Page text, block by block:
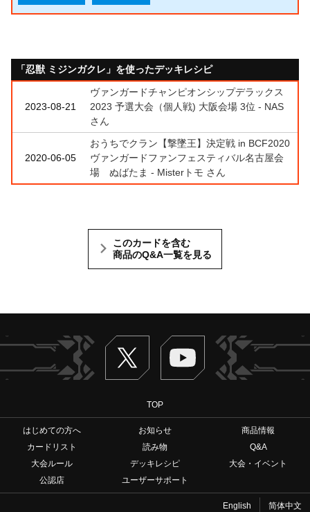
「忍獣 ミジンガクレ」を使ったデッキレシピ
2023-08-21
ヴァンガードチャンピオンシップデラックス
2023 予選大会（個人戦) 大阪会場 3位 - NAS
さん
2020-06-05
おうちでクラン【撃墜王】決定戦 in BCF2020
ヴァンガードファンフェスティバル名古屋会
場 ぬばたま - Misterトモ さん
このカードを含む
商品のQ&A一覧を見る
Twitter ヴァンガードch
TOP
はじめての方へ お知らせ
商品情報
カードリスト
読み物
Q&A
大会ルール
デッキレシピ
大会・イベント
公認店
ユーザーサポート
English 简体中文